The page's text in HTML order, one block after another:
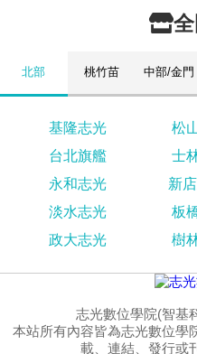
北部 桃竹苗 中部/金門
基隆志光 松
台北旗艦
士
永和志光
新
淡水志光
板
政大志光
樹
志光數位學院(智基
本站所有內容皆為志光數位學
載、連結、發行或